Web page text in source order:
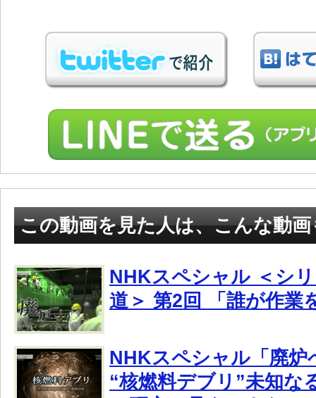
この動画を見た人は、こんな動
NHKスペシャル ＜シ
道＞ 第2回 「誰が作業
NHKスペシャル「廃炉
“核燃料デブリ”未知な